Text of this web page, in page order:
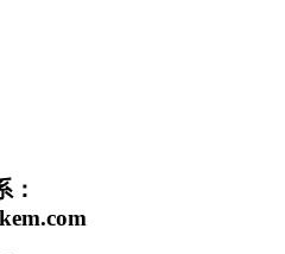
：